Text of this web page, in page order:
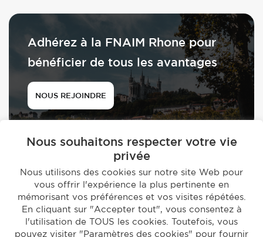
Adhérez à la FNAIM Rhone pour
bénéficier de tous les avantages
NOUS REJOINDRE
© 2026 - FNAIM du Rhône
Mentions légales - Politique de confidentialité
Réalisation parStudio EVOL
Nous souhaitons respecter votre vie
privée
Nous utilisons des cookies sur notre site Web pour
vous offrir l'expérience la plus pertinente en
mémorisant vos préférences et vos visites répétées.
En cliquant sur "Accepter tout", vous consentez à
l'utilisation de TOUS les cookies. Toutefois, vous
pouvez visiter "Paramètres des cookies" pour fournir